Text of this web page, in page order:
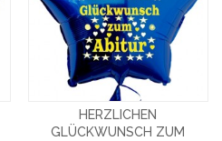
HERZLICHEN
GLÜCKWUNSCH ZUM